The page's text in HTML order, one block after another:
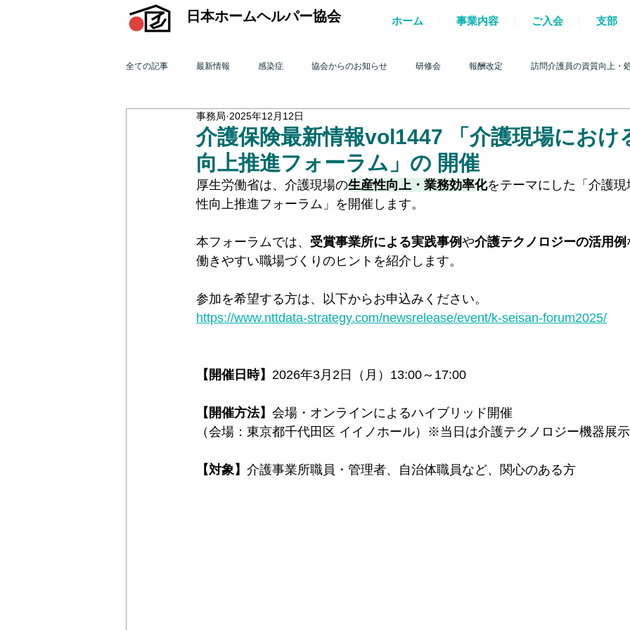
日本ホームヘルパー協会 ホーム 事業内容 ご入会 支部
全ての記事 最新情報 感染症 協会からのお知らせ 研修会 報酬改定 訪問介護員の資質向上・
機関誌「ホームヘルパー」 訪問介護を巡る動き
2015年 訪問介護を巡る動き 2014年 訪問介護を巡る動き 2013年 訪問介護を巡る動き 2012年 訪問介護を
2011年 訪問介護を巡る動き 2010年 訪問介護を巡る動き 2009年 訪問介護を巡る動き Q&A 介護人
オンライン研修会 機関誌「ホームヘルパー」2022 テスト
介護保険最新情報vol1447 「介護現場におけ
向上推進フォーラム」の 開催
事務局 2025年12月12日
厚生労働省は、介護現場の生産性向上・業務効率化をテーマにした「介護
性向上推進フォーラム」を開催します。
本フォーラムでは、 受賞事業所による実践事例や介護テクノロジーの活用例
働きやすい職場づくりのヒントを紹介します。
参加を希望する方は、以下からお申込みください。
https://www.nttdata-strategy.com/newsrelease/event/k-seisan-forum2025/
【開催日時】 2026年3月2日（月）13:00～17:00
【開催方法】 会場・オンラインによるハイブリッド開催
（会場：東京都千代田区 イイノホール）※当日は介護テクノロジー機器展
【対象】 介護事業所職員・管理者、自治体職員など、関心のある方